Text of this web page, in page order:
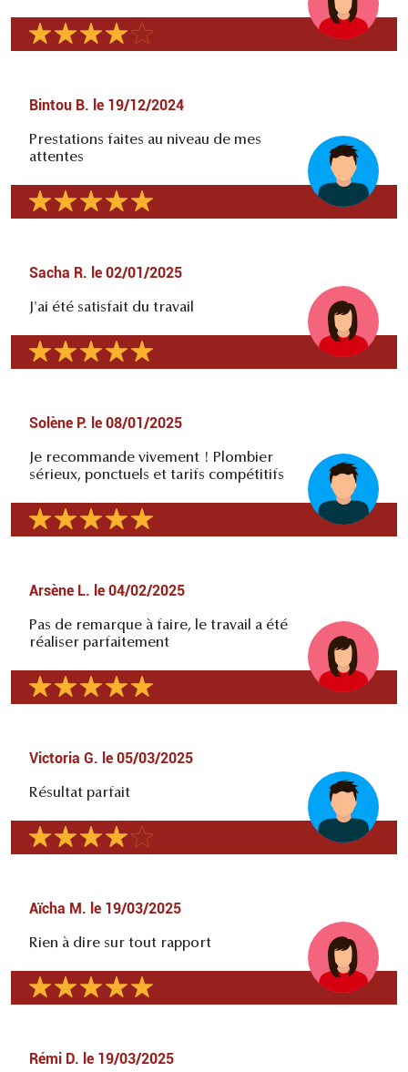
Bintou B. le 19/12/2024
Prestations faites au niveau de mes
attentes
Sacha R. le 02/01/2025
J'ai été satisfait du travail
Solène P. le 08/01/2025
Je recommande vivement ! Plombier
sérieux, ponctuels et tarifs compétitifs
Arsène L. le 04/02/2025
Pas de remarque à faire, le travail a été
réaliser parfaitement
Victoria G. le 05/03/2025
Résultat parfait
Aïcha M. le 19/03/2025
Rien à dire sur tout rapport
Rémi D. le 19/03/2025